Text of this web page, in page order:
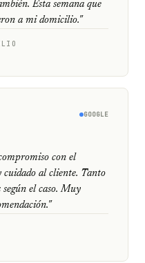
Esta semana que
a mi domicilio."
GOOGLE
con el
cuidado al cliente. Tanto
el caso. Muy